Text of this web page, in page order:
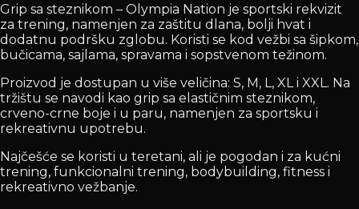
Grip sa steznikom – Olympia Nation je sportski rekvizit
za trening, namenjen za zaštitu dlana, bolji hvat i
dodatnu podršku zglobu. Koristi se kod vežbi sa šipkom,
bučicama, sajlama, spravama i sopstvenom težinom.
Proizvod je dostupan u više veličina: S, M, L, XL i XXL. Na
tržištu se navodi kao grip sa elastičnim steznikom,
crveno-crne boje i u paru, namenjen za sportsku i
rekreativnu upotrebu.
Najčešće se koristi u teretani, ali je pogodan i za kućni
trening, funkcionalni trening, bodybuilding, fitness i
rekreativno vežbanje.